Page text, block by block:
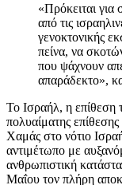
«Πρόκειται για
από τις
γενοκτονικής
πείνα, να
που ψάχνουν
απαράδεκτο»,
Το Ισραήλ, η επίθεση
πολυαίματης
Χαμάς στο νότιο
αντιμέτωπο με
ανθρωπιστική
Μαΐου τον πλήρη